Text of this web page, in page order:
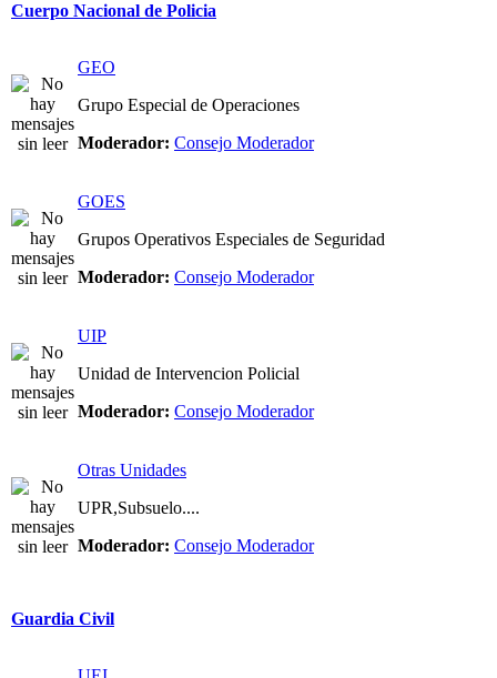
Cuerpo Nacional de Policia
GEO
Grupo Especial de Operaciones
Moderador: Consejo Moderador
GOES
Grupos Operativos Especiales de Seguridad
Moderador: Consejo Moderador
UIP
Unidad de Intervencion Policial
Moderador: Consejo Moderador
Otras Unidades
UPR,Subsuelo....
Moderador: Consejo Moderador
Guardia Civil